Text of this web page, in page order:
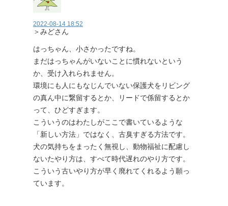
2022-08-14 18:52
＞みどさん
はっちゃん、小さかったですね。
まだはっちゃんがいないことに慣れないという
か、受け入れられません。
環境にも人にもなじんでいない保護犬をリビング
の真ん中に繋留するとか、リードで係留するとか
って、ひどすぎます。
こういうのはわたしがここで書いているような
「新しい方法」ではなく、古臭すぎる方法です。
犬の気持ちをまったく無視し、動物福祉に配慮し
ないたやり方は、すべて時代遅れのやり方です。
こういう古いやり方が早く廃れてくれるよう願っ
ています。